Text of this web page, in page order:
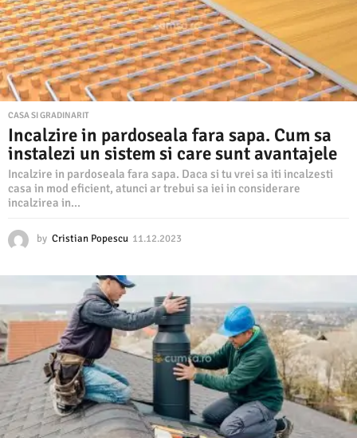
2
4
CASA SI GRADINARIT
Incalzire in pardoseala fara sapa. Cum sa
instalezi un sistem si care sunt avantajele
Incalzire in pardoseala fara sapa. Daca si tu vrei sa iti incalzesti
casa in mod eficient, atunci ar trebui sa iei in considerare
incalzirea in...
by Cristian Popescu 11.12.2023
2
.
2
0
2
3